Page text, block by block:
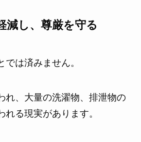
減し、尊厳を守る
は済みません。
れ、大量の洗濯物、排泄物の
れる現実があります。